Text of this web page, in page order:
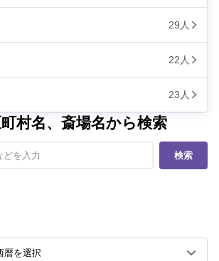
29人
22人
23人
村名、斎場名から検索
検索